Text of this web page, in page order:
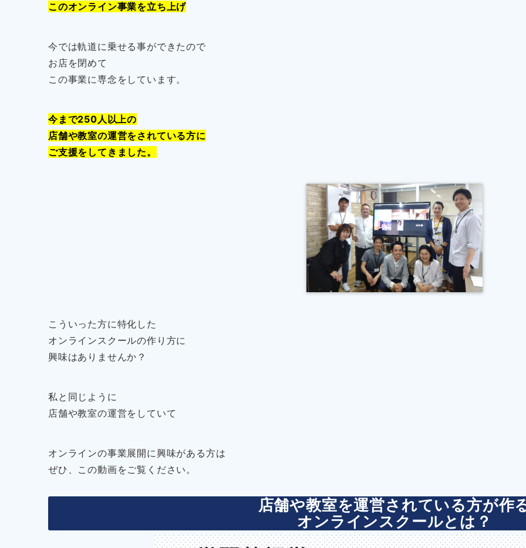
このオンライン事業を立ち上げ
今では軌道に乗せる事ができたので
お店を閉めて
この事業に専念をしています。
今まで250人以上の
店舗や教室の運営をされている方に
ご支援をしてきました。
こういった方に特化した
オンラインスクールの作り方に
興味はありませんか？
私と同じように
店舗や教室の運営をしていて
オンラインの事業展開に興味がある方は
ぜひ、この動画をご覧ください。
店舗や教室を運営されている方が作
オンラインスクールとは？